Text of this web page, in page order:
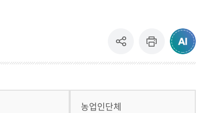
농업인단체